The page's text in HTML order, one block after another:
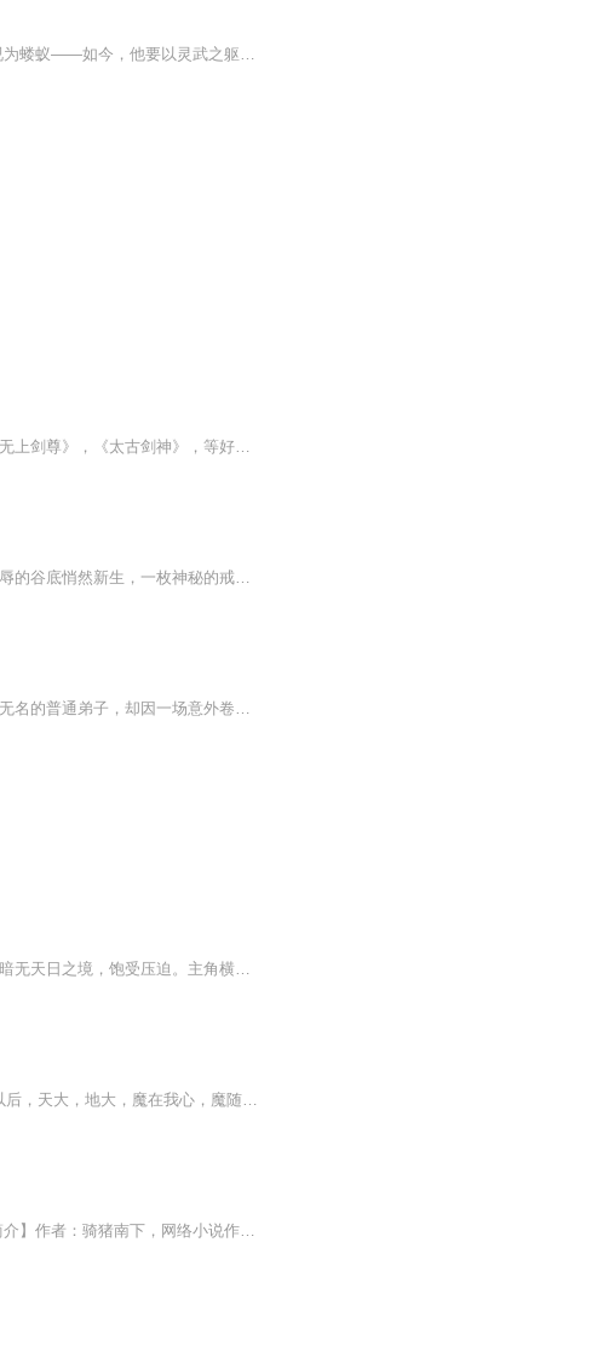
“弃子归来，执天剑、炼神丹、御神龙！他曾被家族除名、被未婚妻羞辱、被天下视为蝼蚁——如今，他要以灵武之躯，斩真武、破道盟、逆天命！从陨幽谷底到八宝玲珑塔，从血煞盟追杀到仙宫考核，这一剑，不只为复仇，更为——‘我要这天，再遮不住我眼！’”
王权富贵要富贵是一位优秀的小说作者，他的小说作品非常受读者喜爱，包括：《无上剑尊》，《太古剑神》，等好看的小说作品， 王权富贵要富贵所写的小说题材独具匠心，如行云流水，徜徉恣肆，处处真知灼见，字字珠玑。 ...
【内容简介】一名杀手的末路，在寂灭的瞬间陡升巨变一名落魄的贵族少年，在屈辱的谷底悄然新生，一枚神秘的戒指，自此开启了他源自灵魂深处的禁忌血脉！ 传承麒麟血脉，掌握火神领域，世间万物皆为灰烬 拥有青龙血脉，掌握风神领域，九天之上叱咤无双 妖孽...
《无上剑尊》讲述了一个剑道少年成尘的成长传奇。成尘本是九玄宗外门一名籍籍无名的普通弟子，却因一场意外卷入了宗门圣女韩灵儿与世家公子苏云杰的婚约风波。当众羞辱、生死赌斗、宗门驱逐——成尘在绝境中觉醒剑道天赋，以元剑境之姿逆袭斩杀强敌，从此...
内容简介一个奇幻的世界中，万族林立，其中妖族最为神秘莫测。彼时妖族被囚于暗无天日之境，饱受压迫。主角横空出世，以不屈之姿，唤醒万妖灵智。法宝现世、秘境开启，带领群妖突破枷锁，与诸强逐鹿天下，终铸妖族无上霸业 。
一个门中天才偷练魔功，被人陷害，九转生死之后踏入魔道一途！ 从此以后，天大，地大，魔在我心，魔随我意，踏着漫天仙佛的尸体，成就无上魔道！ 亿万生灵，百万神魔，红颜枯骨….. 开启一段轮回生死之谜
【内容简介】人体有大药，可以成大道，九死求一生，九转无上法！【作者/主播简介】作者：骑猪南下，网络小说作家。主播：华播之声【购买须知】1、部分集数可免费试听，具体以专辑播放页为准。2、版权归原作者所有，严禁翻录成任何形式，严禁在任何第三方平...